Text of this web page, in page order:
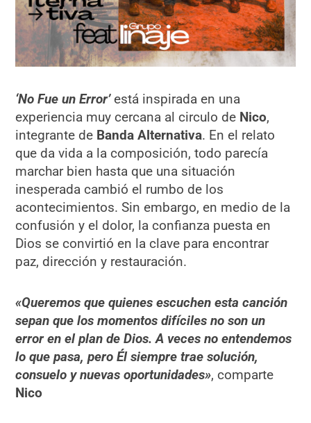
‘No Fue un Error’está inspirada en una
experiencia muy cercana al circulo de Nico,
integrante de Banda Alternativa. En el relato
que da vida a la composición, todo parecía
marchar bien hasta que una situación
inesperada cambió el rumbo de los
acontecimientos. Sin embargo, en medio de la
confusión y el dolor, la confianza puesta en
Dios se convirtió en la clave para encontrar
paz, dirección y restauración.
«Queremos que quienes escuchen esta canción
sepan que los momentos difíciles no son un
error en el plan de Dios. A veces no entendemos
lo que pasa, pero Él siempre trae solución,
consuelo y nuevas oportunidades», comparte
Nico